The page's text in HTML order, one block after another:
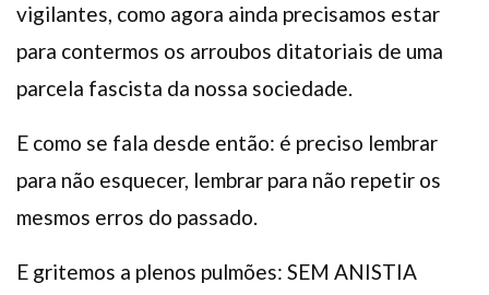
vigilantes, como agora ainda precisamos estar
para contermos os arroubos ditatoriais de uma
parcela fascista da nossa sociedade.
E como se fala desde então: é preciso lembrar
para não esquecer, lembrar para não repetir os
mesmos erros do passado.
E gritemos a plenos pulmões: SEM ANISTIA